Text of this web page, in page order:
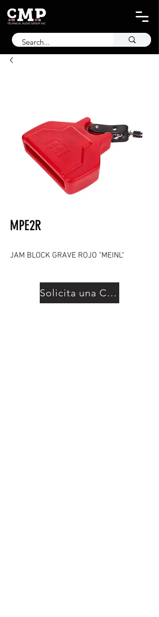
MPE2R
JAM BLOCK GRAVE ROJO "MEINL"
Solicita una Cotización